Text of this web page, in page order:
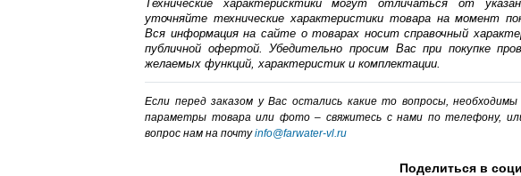
Технические характерисктики могут отличаться от
уточняйте технические характеристики товара на момент
Вся информация на сайте о товарах носит справочный
публичной офертой. Убедительно просим Вас при покупке
желаемых функций, характеристик и комплектации.
Если перед заказом у Вас остались какие то вопросы,
параметры товара или фото – cвяжитесь с нами по телефону,
вопрос нам на почтуinfo@farwater-vl.ru
Поделиться в